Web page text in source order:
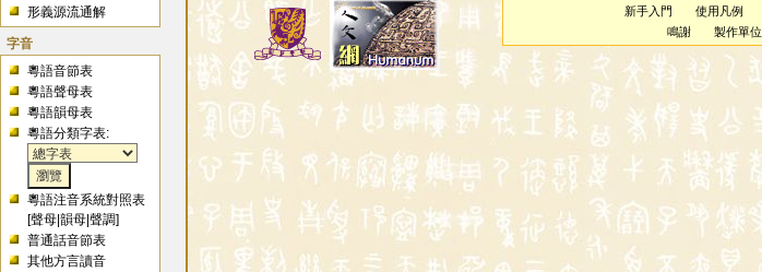
形義源流通解
字音
粵語音節表
粵語聲母表
粵語韻母表
粵語分類字表:
粵語注音系統對照表
[聲母 |韻母 |聲調]
普通話音節表
其他方言讀音
新手入門 使用凡例
鳴謝
製作單位